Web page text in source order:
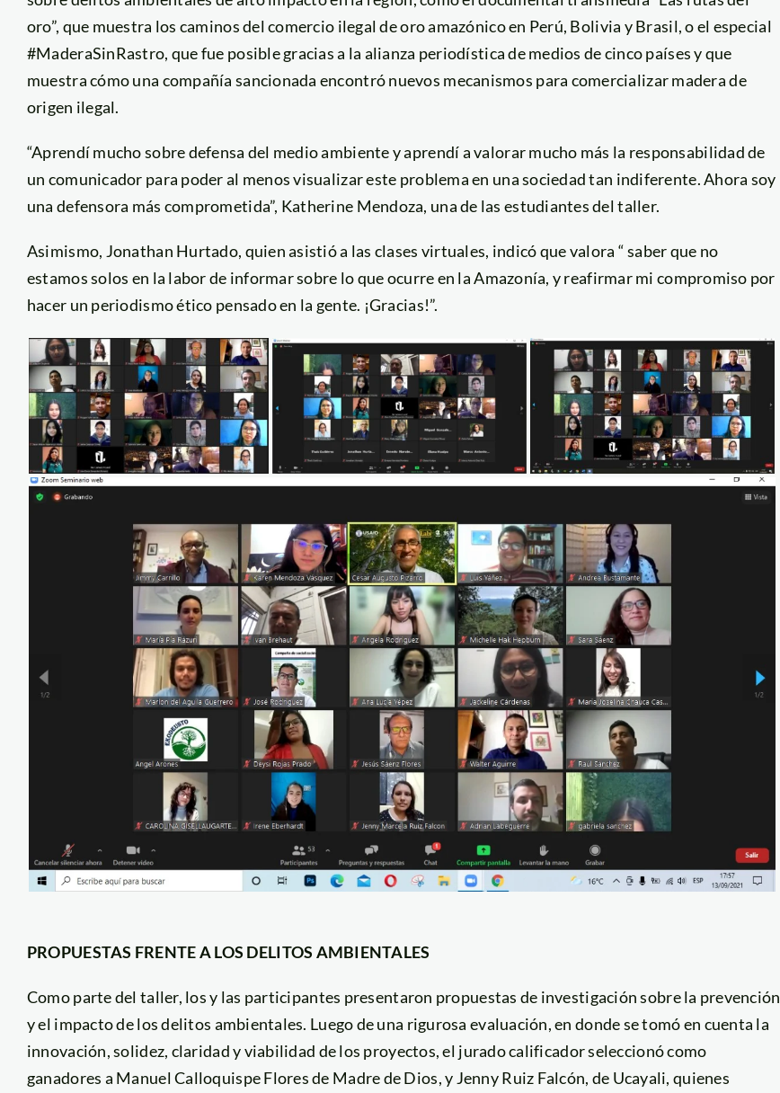
oro”, que muestra los caminos del comercio ilegal de oro amazónico en Perú, Bolivia y Brasil, o el especial
#MaderaSinRastro, que fue posible gracias a la alianza periodística de medios de cinco países y que
muestra cómo una compañía sancionada encontró nuevos mecanismos para comercializar madera de
origen ilegal.
“Aprendí mucho sobre defensa del medio ambiente y aprendí a valorar mucho más la responsabilidad de
un comunicador para poder al menos visualizar este problema en una sociedad tan indiferente. Ahora soy
una defensora más comprometida”, Katherine Mendoza, una de las estudiantes del taller.
Asimismo, Jonathan Hurtado, quien asistió a las clases virtuales, indicó que valora “ saber que no
estamos solos en la labor de informar sobre lo que ocurre en la Amazonía, y reafirmar mi compromiso por
hacer un periodismo ético pensado en la gente. ¡Gracias!”.
PROPUESTAS FRENTE A LOS DELITOS AMBIENTALES
Como parte del taller, los y las participantes presentaron propuestas de investigación sobre la prevención
y el impacto de los delitos ambientales. Luego de una rigurosa evaluación, en donde se tomó en cuenta la
innovación, solidez, claridad y viabilidad de los proyectos, el jurado calificador seleccionó como
ganadores a Manuel Calloquispe Flores de Madre de Dios, y Jenny Ruiz Falcón, de Ucayali, quienes